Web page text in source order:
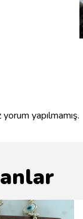
yapılmamış.